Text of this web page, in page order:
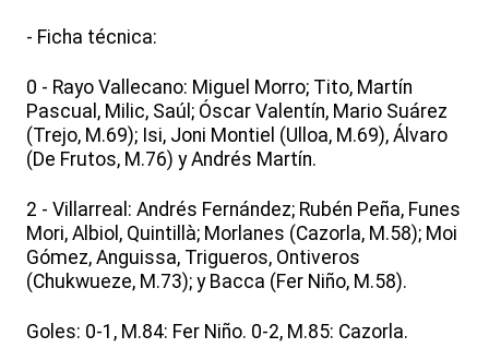
- Ficha técnica:
0 - Rayo Vallecano: Miguel Morro; Tito, Martín
Pascual, Milic, Saúl; Óscar Valentín, Mario Suárez
(Trejo, M.69); Isi, Joni Montiel (Ulloa, M.69), Álvaro
(De Frutos, M.76) y Andrés Martín.
2 - Villarreal: Andrés Fernández; Rubén Peña, Funes
Mori, Albiol, Quintillà; Morlanes (Cazorla, M.58); Moi
Gómez, Anguissa, Trigueros, Ontiveros
(Chukwueze, M.73); y Bacca (Fer Niño, M.58).
Goles: 0-1, M.84: Fer Niño. 0-2, M.85: Cazorla.